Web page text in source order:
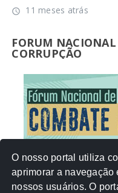
access_time 11 meses atrás
FORUM
CORRUPÇÃO
NUVEM DE TAGS
O nosso portal utiliza
aprimorar a navegação
nossos usuários. O